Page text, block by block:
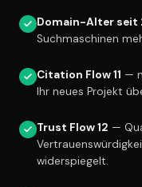
Domain-Alter seit
Suchmaschinen
Citation Flow 11 —
Ihr neues Projekt
Trust Flow 12 —
widerspiegelt.